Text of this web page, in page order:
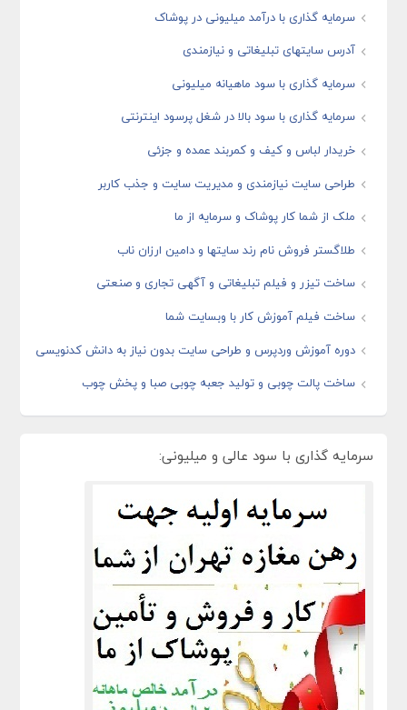
سرمایه گذاری با درآمد میلیونی در پوشاک
آدرس سایتهای تبلیغاتی و نیازمندی
سرمایه گذاری با سود ماهیانه میلیونی
سرمایه گذاری با سود بالا در شغل پرسود اینترنتی
خریدار لباس و کیف و کمربند عمده و جزئی
طراحی سایت نیازمندی و مدیریت سایت و جذب کاربر
ملک از شما کار پوشاک و سرمایه از ما
طلاگستر فروش نام رند سایتها و دامین ارزان ناب
ساخت تیزر و فیلم تبلیغاتی و آگهی تجاری و صنعتی
ساخت فیلم آموزش کار با وبسایت شما
دوره آموزش وردپرس و طراحی سایت بدون نیاز به دانش کدنویسی
ساخت پالت چوبی و تولید جعبه چوبی صبا و پخش چوب
سرمایه گذاری با سود عالی و میلیونی: